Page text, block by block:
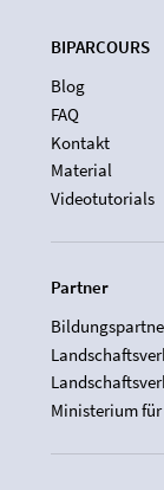
BIPARCOURS
Blog
FAQ
Kontakt
Material
Videotutorials
Partner
Ministerium